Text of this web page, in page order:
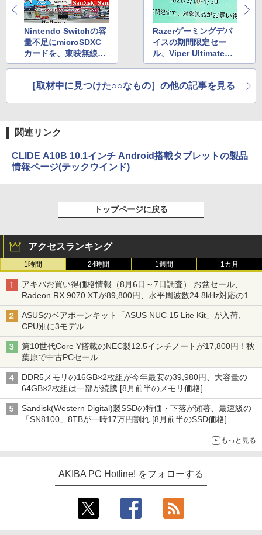
Nintendo Switchの容
量不足にmicroSDXC
カードを、東映無線オ
ススメのカード特集
Razerゲーミングデバ
イスの期間限定セー
ル、Viper Ultimateな
どが対象
［取材中に見つけた○○なもの］の他の記事を見る
関連リンク
CLIDE A10B 10.1インチ Android搭載タブレットの製品
情報ページ(テックウインド)
トップページに戻る
アクセスランキング
1時間 24時間 1週間 1カ月
アキバお買い得価格情報（8月6日～7日調査） お盆セール、
Radeon RX 9070 XTが89,800円、水平周波数24.8kHz対応の17
型モニターが9,801円、暑さ指数連動セール ほか
ASUSのベアボーンキット「ASUS NUC 15 Lite Kit」が入荷、
CPU別に3モデル
第10世代Core Y搭載のNEC製12.5インチノートが17,800円！秋
葉原で中古PCセール
DDR5メモリの16GB×2枚組が今年最安の39,980円、大容量の
64GB×2枚組は一部が続騰 [8月前半のメモリ価格]
Sandisk(Western Digital)製SSDの特価・下落が顕著、最速級の
「SN8100」8TBが一時17万円割れ [8月前半のSSD価格]
もっと見る
AKIBA PC Hotline! をフォローする